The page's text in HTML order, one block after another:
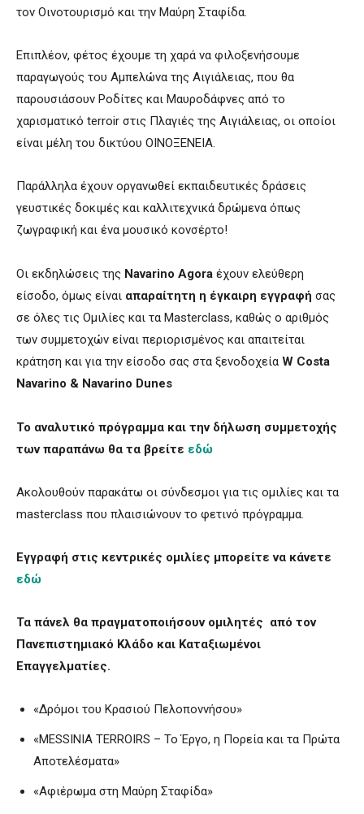
τον Οινοτουρισμό και την Μαύρη Σταφίδα.
Επιπλέον, φέτος έχουμε τη χαρά να φιλοξενήσουμε
παραγωγούς του Αμπελώνα της Αιγιάλειας, που θα
παρουσιάσουν Ροδίτες και Μαυροδάφνες από το
χαρισματικό terroir στις Πλαγιές της Αιγιάλειας, οι οποίοι
είναι μέλη του δικτύου ΟΙΝΟΞΕΝΕΙΑ.
Παράλληλα έχουν οργανωθεί εκπαιδευτικές δράσεις
γευστικές δοκιμές και καλλιτεχνικά δρώμενα όπως
ζωγραφική και ένα μουσικό κονσέρτο!
Οι εκδηλώσεις της Navarino Agora έχουν ελεύθερη
είσοδο, όμως είναι απαραίτητη η έγκαιρη εγγραφή σας
σε όλες τις Oμιλίες και τα Masterclass, καθώς ο αριθμός
των συμμετοχών είναι περιορισμένος και απαιτείται
κράτηση και για την είσοδο σας στα ξενοδοχεία W Costa
Navarino & Navarino Dunes
Το αναλυτικό πρόγραμμα και την δήλωση συμμετοχής
των παραπάνω θα τα βρείτε εδώ
Ακολουθούν παρακάτω οι σύνδεσμοι για τις ομιλίες και τα
masterclass που πλαισιώνουν το φετινό πρόγραμμα.
Εγγραφή στις κεντρικές ομιλίες μπορείτε να κάνετε
εδώ
Τα πάνελ θα πραγματοποιήσουν ομιλητές από τον
Πανεπιστημιακό Κλάδο και Kαταξιωμένοι
Eπαγγελματίες.
«Δρόμοι του Κρασιού Πελοποννήσου»
«MESSINIA TERROIRS – Το Έργο, η Πορεία και τα Πρώτα
Αποτελέσματα»
«Αφιέρωμα στη Μαύρη Σταφίδα»